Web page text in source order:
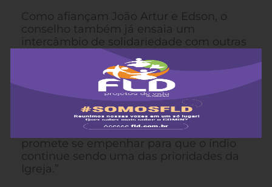
Como afiançam João Artur e Edson, o
conselho também já ensaia um
intercâmbio de solidariedade com outras
entidades para apoio mútuo. Um dos
aspectos importantes que envolve o novo
grêmio é que passa a existir oficialmente
na IECLB um grupo que se preocupa
com o índio, já que este assunto é uma
das cinco prioridades da IECLB, lembra
João Artur. O Conselho de Missão
promete se empenhar para que o índio
continue sendo uma das prioridades da
Igreja.”